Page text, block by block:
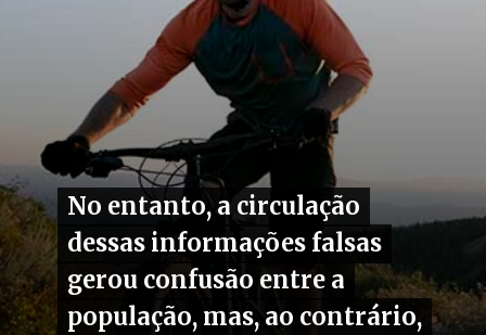
No entanto, a circulação
dessas informações falsas
gerou confusão entre a
população, mas, ao contrário,
No entanto, a circulação
dessas informações falsas
gerou confusão entre a
população, mas, ao contrário,